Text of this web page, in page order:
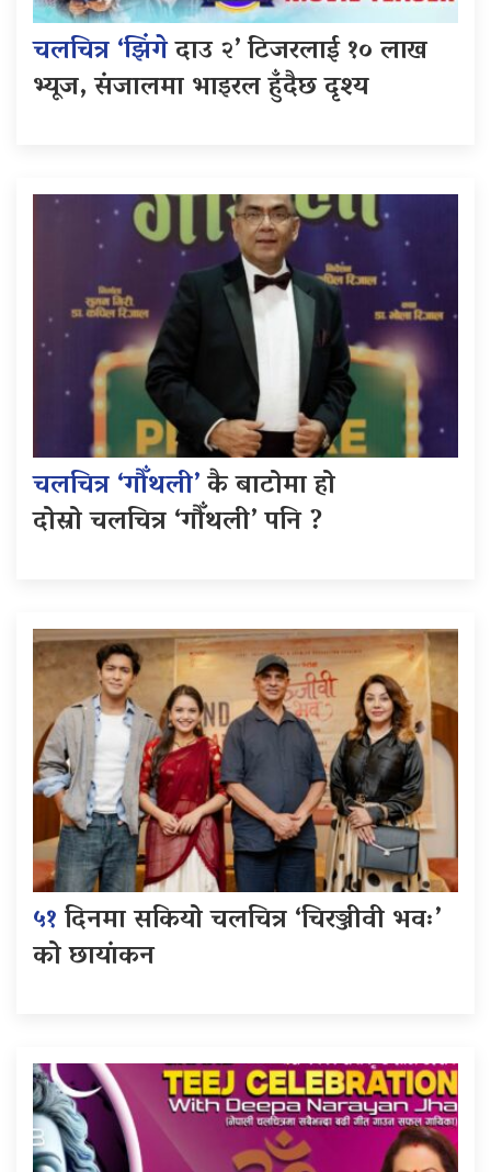
चलचित्र ‘झिंगेदाउ २’ टिजरलाई १० लाख
भ्यूज, संजालमा भाइरल हुँदैछ दृश्य
चलचित्र ‘गौँथली’कै बाटोमा हो
दोस्रो चलचित्र ‘गौँथली’ पनि ?
५१दिनमा सकियो चलचित्र ‘चिरञ्जीवी भवः’
को छायांकन